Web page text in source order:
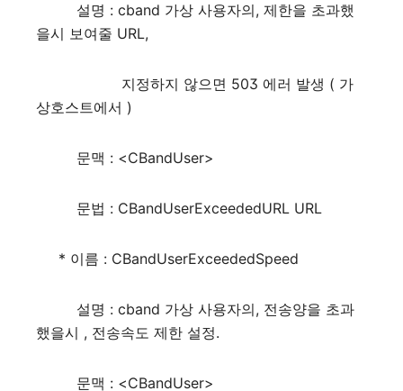
설명 : cband 가상 사용자의, 제한을 초과했
을시 보여줄 URL,
지정하지 않으면 503 에러 발생 ( 가
상호스트에서 )
문맥 : <CBandUser>
문법 : CBandUserExceededURL URL
* 이름 : CBandUserExceededSpeed
설명 : cband 가상 사용자의, 전송양을 초과
했을시 , 전송속도 제한 설정.
문맥 : <CBandUser>